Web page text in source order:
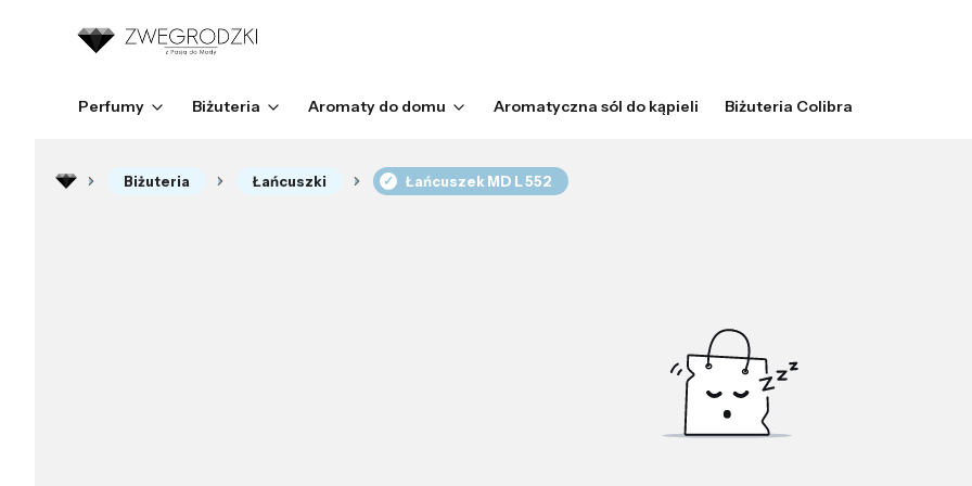
Perfumy Biżuteria Aromaty do domu Aromatyczna sól do kąpieli Biżuteria Colibra
Biżuteria Łańcuszki Łańcuszek MD L 552